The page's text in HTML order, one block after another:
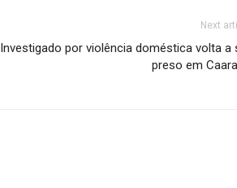
Next
Investigado por violência doméstica volta a
preso em